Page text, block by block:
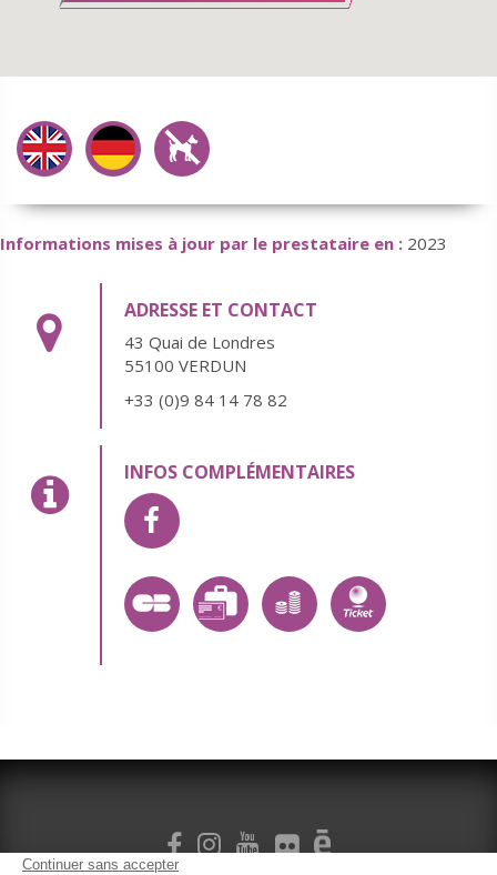
Informations mises à jour par le prestataire en : 2023
ADRESSE ET CONTACT
43 Quai de Londres
55100 VERDUN
+33 (0)9 84 14 78 82
INFOS COMPLÉMENTAIRES